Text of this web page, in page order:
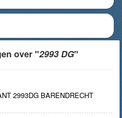
over "2993 DG"
2993DG BARENDRECHT